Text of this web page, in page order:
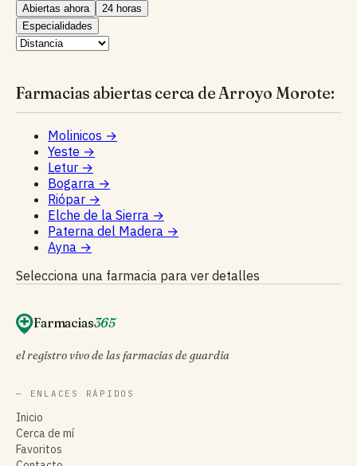
Abiertas ahora
24 horas
Especialidades
Farmacias abiertas cerca de Arroyo Morote:
Molinicos →
Yeste →
Letur →
Bogarra →
Riópar →
Elche de la Sierra →
Paterna del Madera →
Ayna →
Selecciona una farmacia para ver detalles
Farmacias365
el registro vivo de las farmacias de guardia
— ENLACES RÁPIDOS
Inicio
Cerca de mí
Favoritos